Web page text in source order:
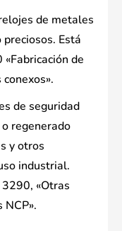
de metales
Está
de
de seguridad
regenerado
y otros
industrial.
«Otras